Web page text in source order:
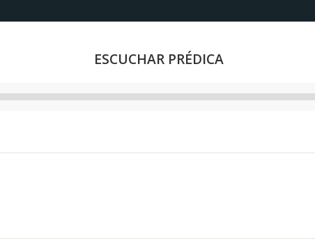
ESCUCHAR PRÉDICA
Reproductor